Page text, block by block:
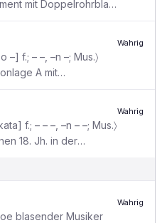
mit Doppelrohrblatt
f.; – –, –n –; Mus.〉
A mit
Wahrig
f.; – – –, –n – –; Mus.〉
18. Jh. in der
Wahrig
blasender Musiker
Wahrig